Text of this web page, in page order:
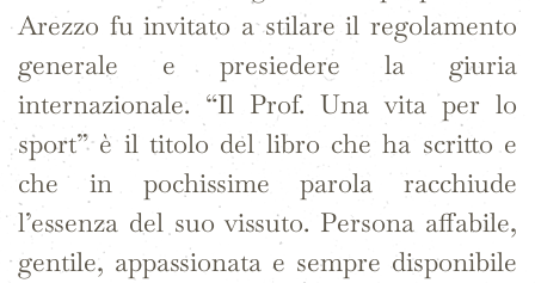
Arezzo fu invitato a stilare il regolamento
generale e presiedere la giuria
internazionale. “Il Prof. Una vita per lo
sport” è il titolo del libro che ha scritto e
che in pochissime parola racchiude
l’essenza del suo vissuto. Persona affabile,
gentile, appassionata e sempre disponibile